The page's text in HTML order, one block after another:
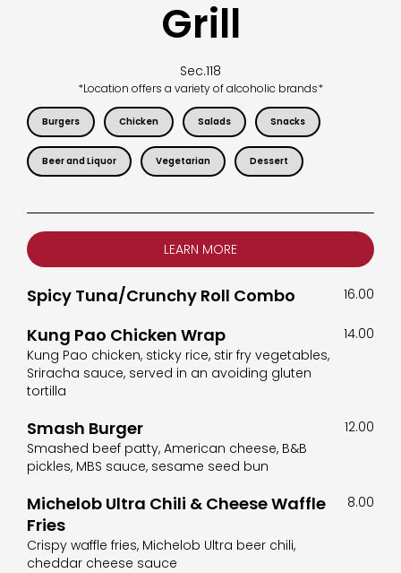
Grill
Sec.118
*Location offers a variety of alcoholic brands*
Burgers Chicken Salads Snacks
Beer and Liquor Vegetarian Dessert
LEARN MORE
Spicy Tuna/Crunchy Roll Combo 16.00
Kung Pao Chicken Wrap
Kung Pao chicken, sticky rice, stir fry vegetables,
Sriracha sauce, served in an avoiding gluten
tortilla
14.00
Smash Burger
Smashed beef patty, American cheese, B&B
pickles, MBS sauce, sesame seed bun
12.00
Michelob Ultra Chili & Cheese Waffle
Fries
Crispy waffle fries, Michelob Ultra beer chili,
cheddar cheese sauce
8.00